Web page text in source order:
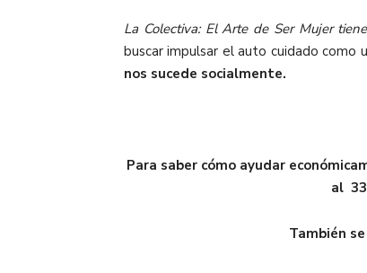
La Colectiva: El Arte de Ser Mujertiene
buscar impulsar el auto cuidado como
nos sucede socialmente.
Para saber cómo ayudar
al
También